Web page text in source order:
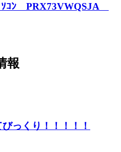
ｺﾝ PRX73VWQSJA
報
っくり！！！！！